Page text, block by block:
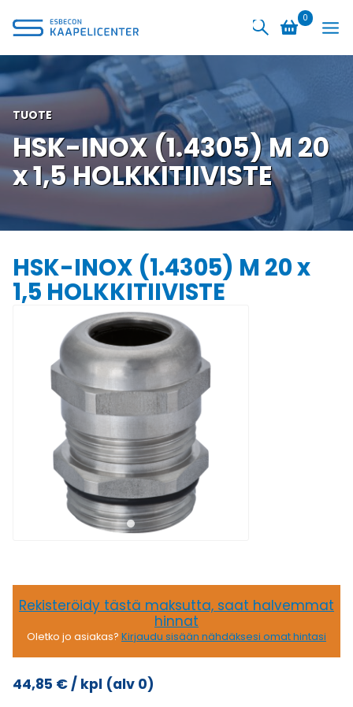
sisältöön
0
TUOTE
HSK-INOX (1.4305) M 20
x 1,5 HOLKKITIIVISTE
HSK-INOX (1.4305) M 20 x
1,5 HOLKKITIIVISTE
Rekisteröidy tästä maksutta, saat halvemmat
hinnat
Oletko jo asiakas? Kirjaudu sisään nähdäksesi omat hintasi
44,85 €/ kpl (alv 0)